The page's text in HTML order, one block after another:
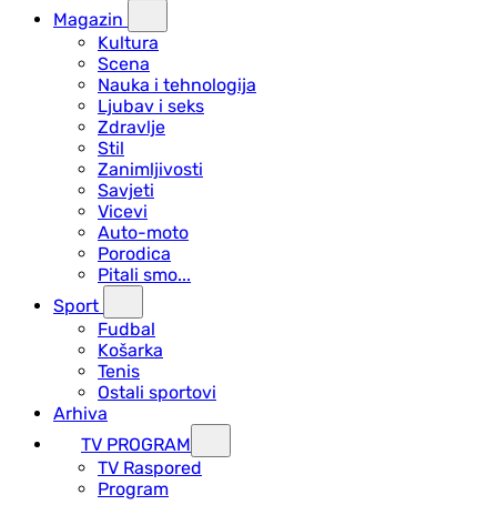
Magazin
Kultura
Scena
Nauka i tehnologija
Ljubav i seks
Zdravlje
Stil
Zanimljivosti
Savjeti
Vicevi
Auto-moto
Porodica
Pitali smo...
Sport
Fudbal
Košarka
Tenis
Ostali sportovi
Arhiva
TV PROGRAM
ТV Raspored
Program